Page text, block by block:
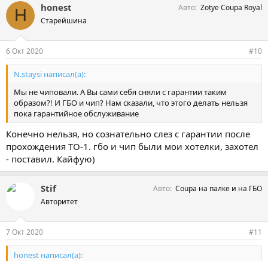
H honest
Старейшина
Авто Zotye Coupa Royal
6 Окт 2020 #10
N.staysi написал(а):
Мы не чиповали. А Вы сами себя сняли с гарантии таким
образом?! И ГБО и чип? Нам сказали, что этого делать нельзя
пока гарантийное обслуживание
Конечно нельзя, но сознательно слез с гарантии после
прохождения ТО-1. гбо и чип были мои хотелки, захотел
- поставил. Кайфую)
Stif
Авторитет
Авто Coupa на палке и на ГБО
7 Окт 2020 #11
honest написал(а):